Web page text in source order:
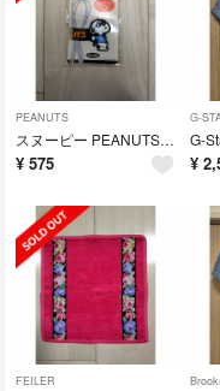
PEANUTS
スヌーピー PEANUTS ピーナッツ ケーブルホルダー(新品)
¥ 575
G-
¥
FEILER